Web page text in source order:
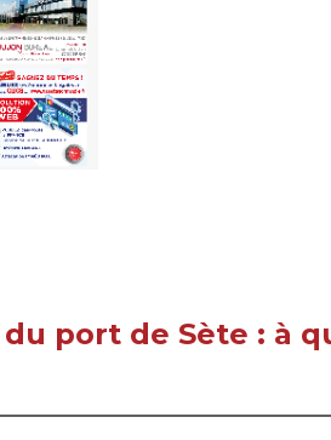
du port de Sète : à